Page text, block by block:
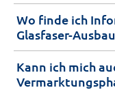
Wo finde ich
Glasfaser-
Kann ich mich